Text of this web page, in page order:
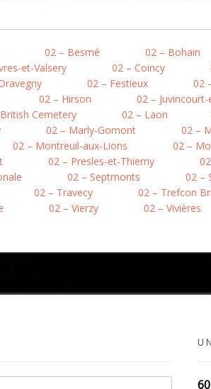
02 – Besmé 02 – Bohain
et-Valsery 02 – Coincy
02 – Festieux 02
02 – Hirson 02 –
Cemetery
02 – Laon
02 – Marly-Gomont 02 –
02 – Montreuil-aux-Lions 02 –
02 – Presles-et-Thierny
02 – Septmonts
02 –
02 – Travecy 02 – Trefcon
02 – Vierzy 02 – Vivières